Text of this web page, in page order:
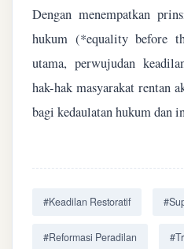
Dengan menempatkan
hukum (*equality before
utama, perwujudan
hak-hak masyarakat rentan
bagi kedaulatan hukum dan
#Keadilan Restoratif
#Reformasi Peradilan